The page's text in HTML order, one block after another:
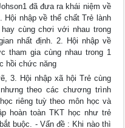
đã đưa ra khái niệm về
nhập về thể chất Trẻ lành
cùng chơi với nhau trong
nhất định. 2. Hội nhập về
tham gia cùng nhau trong 1
hồi chức năng
3. Hội nhập xã hội Trẻ cùng
theo các chương trình
riêng tuỳ theo môn học và
hoàn toàn TKT học như trẻ
buộc. - Vấn đề : Khi nào thì